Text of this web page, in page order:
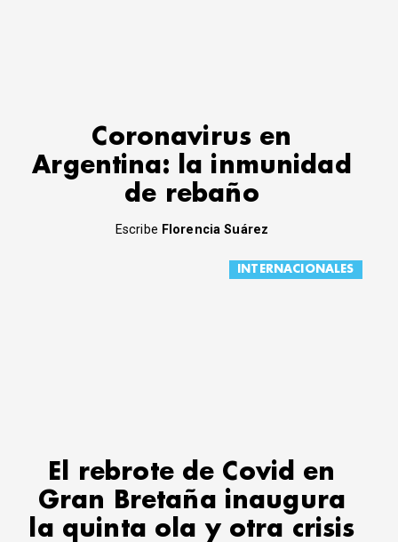
Coronavirus en
Argentina: la inmunidad
de rebaño
Escribe Florencia Suárez
INTERNACIONALES
El rebrote de Covid en
Gran Bretaña inaugura
la quinta ola y otra crisis